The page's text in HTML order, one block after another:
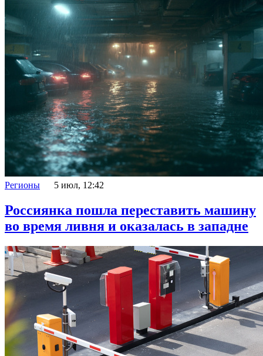
Регионы 5 июл, 12:42
Россиянка пошла переставить машину
во время ливня и оказалась в западне